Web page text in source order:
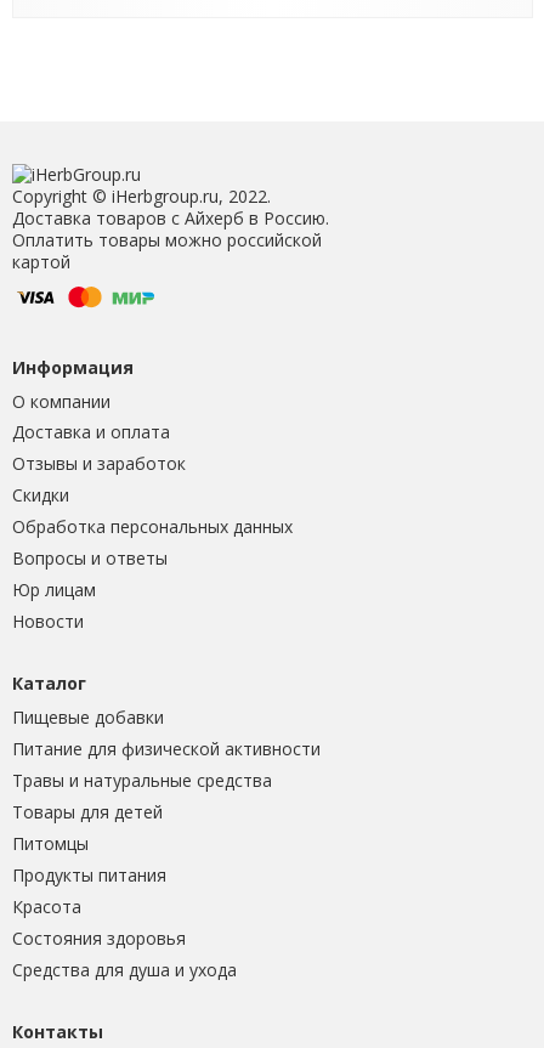
Copyright © iHerbgroup.ru, 2022.
Доставка товаров с Айхерб в Россию.
Оплатить товары можно российской
картой
Информация
О компании
Доставка и оплата
Отзывы и заработок
Скидки
Обработка персональных данных
Вопросы и ответы
Юр лицам
Новости
Каталог
Пищевые добавки
Питание для физической активности
Травы и натуральные средства
Товары для детей
Питомцы
Продукты питания
Красота
Состояния здоровья
Средства для душа и ухода
Контакты